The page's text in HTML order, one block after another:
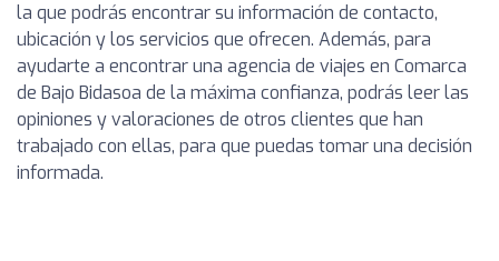
la que podrás encontrar su información de contacto,
ubicación y los servicios que ofrecen. Además, para
ayudarte a encontrar una agencia de viajes en Comarca
de Bajo Bidasoa de la máxima confianza, podrás leer las
opiniones y valoraciones de otros clientes que han
trabajado con ellas, para que puedas tomar una decisión
informada.